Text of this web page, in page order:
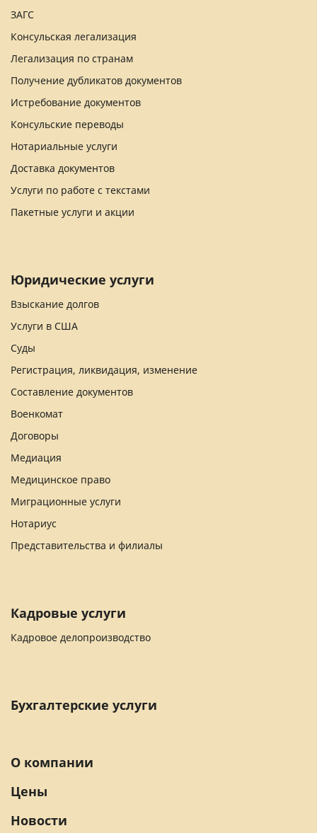
ЗАГС
Консульская легализация
Легализация по странам
Получение дубликатов документов
Истребование документов
Консульские переводы
Нотариальные услуги
Доставка документов
Услуги по работе с текстами
Пакетные услуги и акции
Юридические услуги
Взыскание долгов
Услуги в США
Суды
Регистрация, ликвидация, изменение
Составление документов
Военкомат
Договоры
Медиация
Медицинское право
Миграционные услуги
Нотариус
Представительства и филиалы
Кадровые услуги
Кадровое делопроизводство
Бухгалтерские услуги
О компании
Цены
Новости